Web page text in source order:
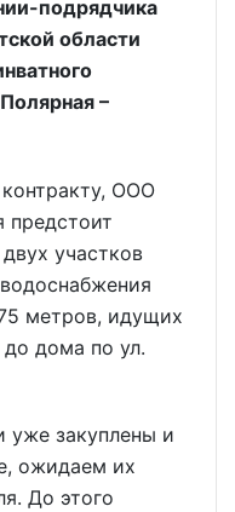
подрядчика
области
–
ООО
предстоит
участков
метров, идущих
дома по ул.
уже закуплены и
ожидаем их
До этого